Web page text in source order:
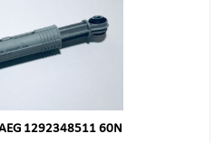
1292348511 60N